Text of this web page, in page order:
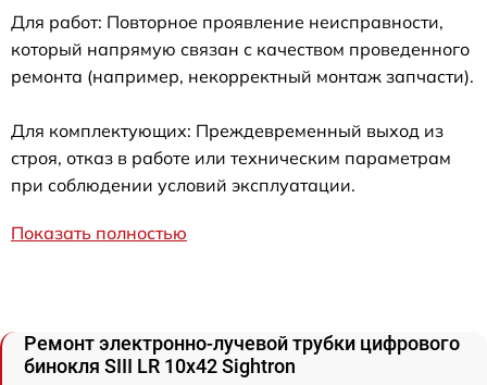
Для работ: Повторное проявление неисправности,
который напрямую связан с качеством проведенного
ремонта (например, некорректный монтаж запчасти).
Для комплектующих: Преждевременный выход из
строя, отказ в работе или техническим параметрам
при соблюдении условий эксплуатации.
Показать полностью
Ремонт электронно-лучевой трубки цифрового
бинокля SIII LR 10x42 Sightron